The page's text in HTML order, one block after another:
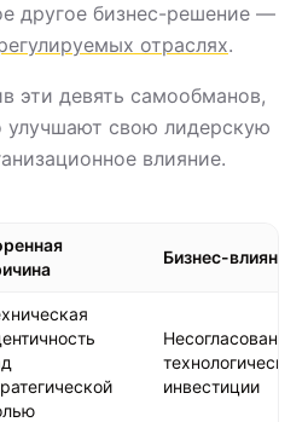
другое бизнес-решение —
отраслях.
эти девять самообманов,
улучшают свою лидерскую
влияние.
Бизнес-влияние
технологические
инвестиции